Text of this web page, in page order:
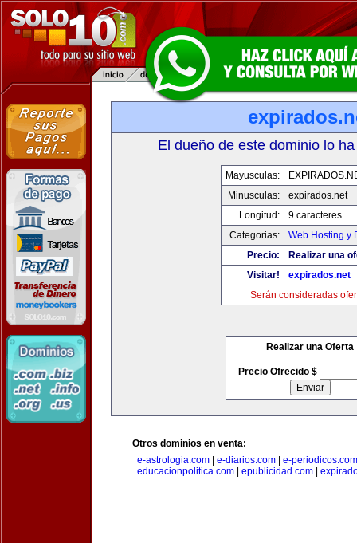
El dueño de este dominio lo
Mayusculas:
Minusculas:
expirados.net
Longitud:
9 caracteres
Categorias:
Web Hosting y
Precio:
Realizar una
Visitar!
expirados.net
Serán consideradas
Realizar una Oferta
Precio Ofrecido $
Otros dominios en venta:
e-astrologia.com
e-diarios.com
e-periodicos.com
educacionpolitica.com
epublicidad.com